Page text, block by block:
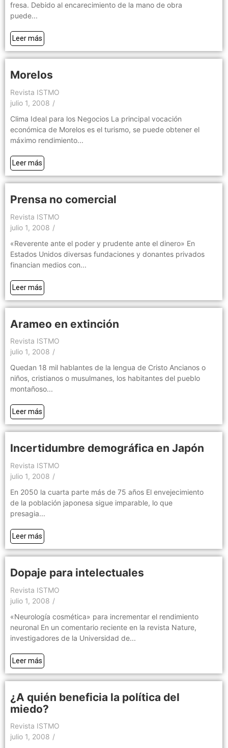
fresa. Debido al encarecimiento de la mano de obra
puede...
Leer más
Morelos
Revista ISTMO
julio 1, 2008 /
Clima Ideal para los Negocios La principal vocación
económica de Morelos es el turismo, se puede obtener el
máximo rendimiento...
Leer más
Prensa no comercial
Revista ISTMO
julio 1, 2008 /
«Reverente ante el poder y prudente ante el dinero» En
Estados Unidos diversas fundaciones y donantes privados
financian medios con...
Leer más
Arameo en extinción
Revista ISTMO
julio 1, 2008 /
Quedan 18 mil hablantes de la lengua de Cristo Ancianos o
niños, cristianos o musulmanes, los habitantes del pueblo
montañoso...
Leer más
Incertidumbre demográfica en Japón
Revista ISTMO
julio 1, 2008 /
En 2050 la cuarta parte más de 75 años El envejecimiento
de la población japonesa sigue imparable, lo que
presagia...
Leer más
Dopaje para intelectuales
Revista ISTMO
julio 1, 2008 /
«Neurología cosmética» para incrementar el rendimiento
neuronal En un comentario reciente en la revista Nature,
investigadores de la Universidad de...
Leer más
¿A quién beneficia la política del
miedo?
Revista ISTMO
julio 1, 2008 /